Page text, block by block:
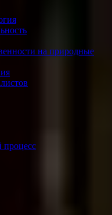
на природные
процесс